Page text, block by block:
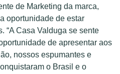
de Marketing da marca,
oportunidade de estar
“A Casa Valduga se sente
de apresentar aos
nossos espumantes e
o Brasil e o